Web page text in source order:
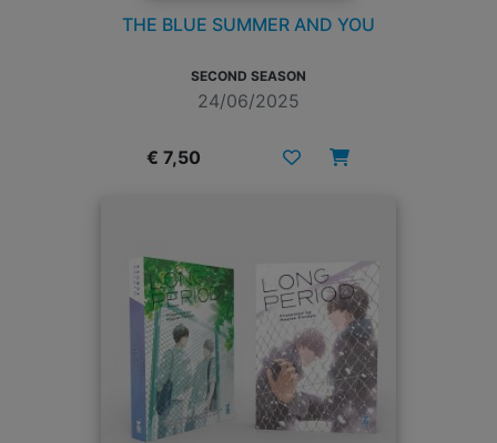
THE BLUE SUMMER AND YOU
SECOND SEASON
24/06/2025
€ 7,50